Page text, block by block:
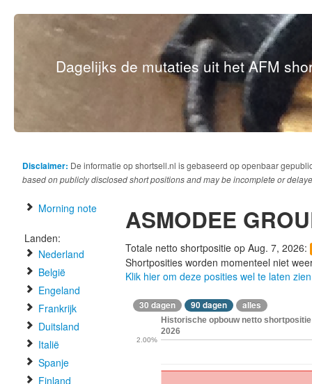
Dagelijks de mutaties uit het AFM
Disclaimer: De informatie op shortsell.nl is gebaseerd op openbaar
based on publicly disclosed short positions and may be incomplete or
Morning note
Landen:
Nederland
België
Engeland
Frankrijk
Duitsland
Italië
Spanje
Finland
ASMODEE
Totale netto shortpositie op Aug. 7, 2026:
Shortposities worden momenteel niet
Klik hier om deze posities wel te laten zien
30 dagen 90 dagen alles
Historische opbouw netto
2026
2.00%